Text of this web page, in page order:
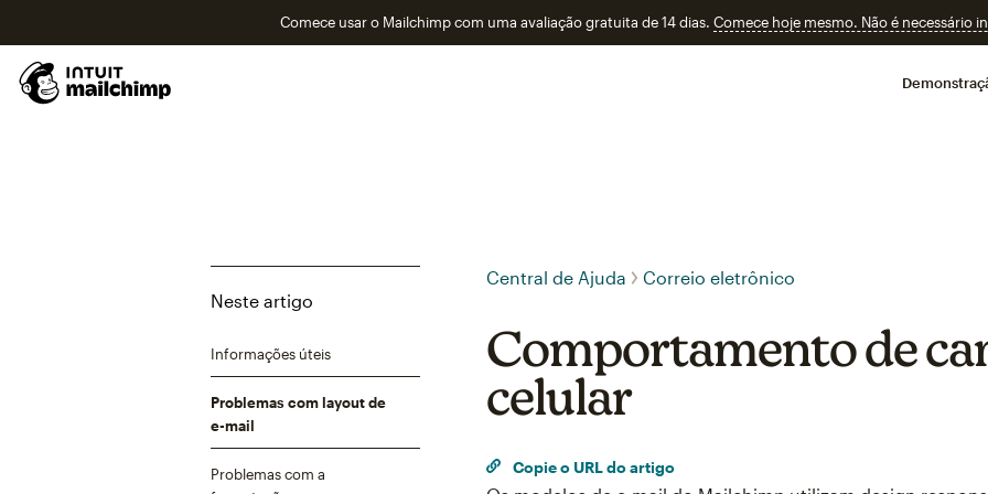
Comece usar o Mailchimp com uma avaliação gratuita de 14 dias. Comece hoje mesmo. Não é necessário
Neste artigo
Informações úteis
Problemas com layout de
e-mail
Problemas com a
Central de Ajuda Correio eletrônico
Comportamento de
celular
Copie o URL do artigo